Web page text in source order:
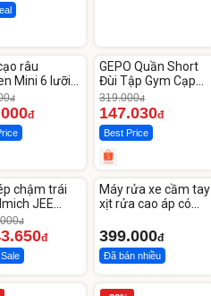
râu
Mini 6 lưỡi
mỏng
đ
đ
-53%
Video
Player
is
loading.
GEPO Quần Short
Đùi Tập Gym Cạp
Cao Lưng
319.000đ
147.030đ
Best Price
Video
Player
is
loading.
chậm trái
JEE
đ
đ
Video
Player
is
loading.
Máy rửa xe cầm tay
xịt rửa cao áp có
399.000đ
Đã bán nhiều